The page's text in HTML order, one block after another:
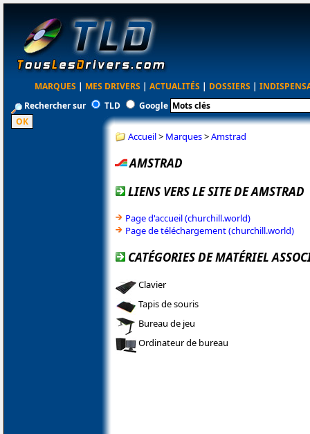
MARQUES | MES DRIVERS | ACTUALITÉS | DOSSIERS |
Rechercher sur
TLD Google
Accueil> Marques>Amstrad
AMSTRAD
LIENS VERS LE SITE DE AMSTRAD
Page d'accueil (churchill.world)
Page de téléchargement (churchill.world)
CATÉGORIES DE MATÉRIEL
Clavier
Tapis de souris
Bureau de jeu
Ordinateur de bureau